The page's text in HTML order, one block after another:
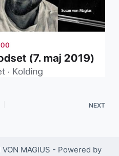
NEXT
MAGIUS - Powered by